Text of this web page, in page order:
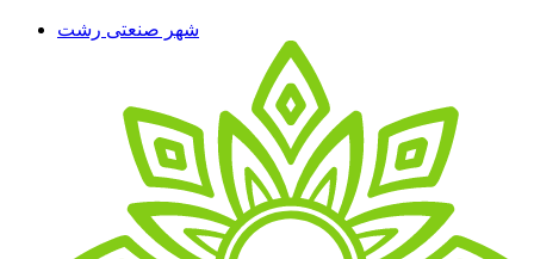
شهر صنعتی رشت